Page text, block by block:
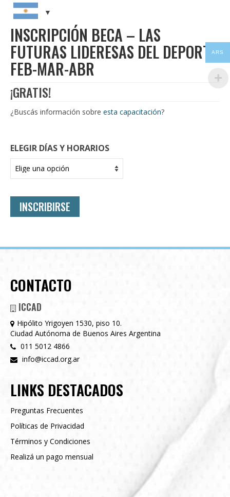
INSCRIPCIÓN BECA – LAS
FUTURAS LIDERESAS DEL DEPORTE
FEB-MAR-ABR
¡GRATIS!
¿Buscás información sobre esta capacitación?
ELEGIR DÍAS Y HORARIOS
INSCRIBIRSE
CONTACTO
ICCAD
Hipólito Yrigoyen 1530, piso 10.
Ciudad Autónoma de Buenos Aires Argentina
011 5012 4866
info@iccad.org.ar
LINKS DESTACADOS
Preguntas Frecuentes
Políticas de Privacidad
Términos y Condiciones
Realizá un pago mensual
ARS